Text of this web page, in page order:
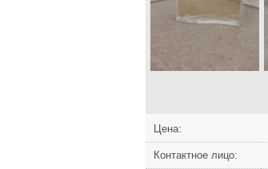
Цена:
Контактное лицо: